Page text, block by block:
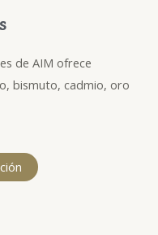
de AIM ofrece
bismuto, cadmio, oro